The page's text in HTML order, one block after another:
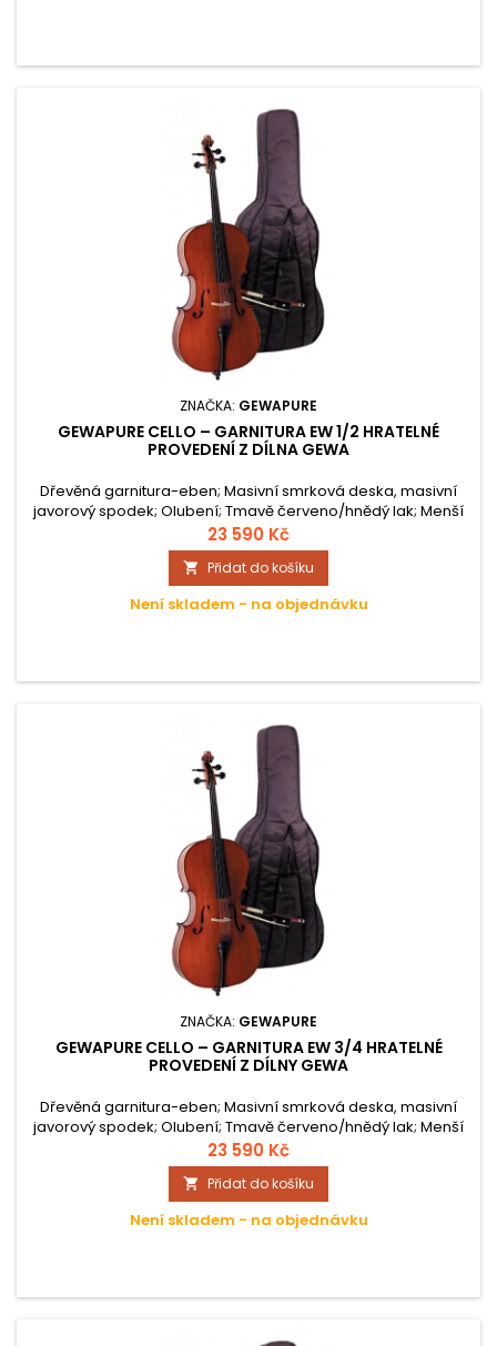
ZNAČKA: GEWAPURE
GEWAPURE CELLO – GARNITURA EW 1/2 HRATELNÉ
PROVEDENÍ Z DÍLNA GEWA
Dřevěná garnitura-eben; Masivní smrková deska, masivní
javorový spodek; Olubení; Tmavě červeno/hnědý lak; Menší
struník; Ocelové struny; Bodec s kužel.ukončením z
ebenového dřeva; Smyčec-přírodní žíně; Povlak pro čelo -
Nytex; Kapsa pro smyčec a struny; včetně komponentů
(struny, kobylka, struník atd.); Hratelné provedení;
23 590 Kč
 Přidat do košíku
Není skladem - na objednávku
ZNAČKA: GEWAPURE
GEWAPURE CELLO – GARNITURA EW 3/4 HRATELNÉ
PROVEDENÍ Z DÍLNY GEWA
Dřevěná garnitura-eben; Masivní smrková deska, masivní
javorový spodek; Olubení; Tmavě červeno/hnědý lak; Menší
struník; Ocelové struny; Bodec s kužel.ukončením z
ebenového dřeva; Smyčec-přírodní žíně; Povlak pro čelo -
Nytex; Kapsa pro smyčec a struny; včetně komponentů
(struny, kobylka, struník atd.); Hratelné provedení;
23 590 Kč
 Přidat do košíku
Není skladem - na objednávku